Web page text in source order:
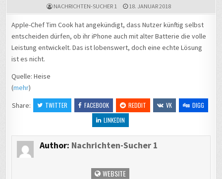
NACHRICHTEN-SUCHER 1 18. JANUAR 2018
Apple-Chef Tim Cook hat angekündigt, dass Nutzer künftig selbst
entscheiden dürfen, ob ihr iPhone auch mit alter Batterie die volle
Leistung entwickelt. Das ist lobenswert, doch eine echte Lösung
ist es nicht.
Quelle: Heise
(mehr)
Share:
TWITTER FACEBOOK REDDIT VK
DIGG
LINKEDIN
Author: Nachrichten-Sucher 1
WEBSITE